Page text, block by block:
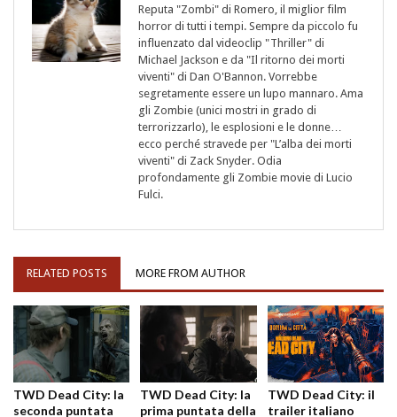
Reputa "Zombi" di Romero, il miglior film
horror di tutti i tempi. Sempre da piccolo fu
influenzato dal videoclip "Thriller" di
Michael Jackson e da "Il ritorno dei morti
viventi" di Dan O'Bannon. Vorrebbe
segretamente essere un lupo mannaro. Ama
gli Zombie (unici mostri in grado di
terrorizzarlo), le esplosioni e le donne…
ecco perché stravede per "L’alba dei morti
viventi" di Zack Snyder. Odia
profondamente gli Zombie movie di Lucio
Fulci.
RELATED POSTS MORE FROM AUTHOR
TWD Dead City: la
seconda puntata
TWD Dead City: la
prima puntata della
TWD Dead City: il
trailer italiano